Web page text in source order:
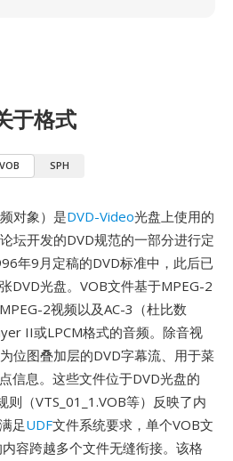
于格式
VOB SPH
对象）是DVD-Video光盘上使用的
坛开发的DVD规范的一部分进行定
年9月定稿的DVD标准中，此后已
DVD光盘。VOB文件基于MPEG-2
2视频以及AC-3（杜比数
II或LPCM格式的音频。除音视
位图叠加层的DVD字幕流、用于菜
信息。这些文件位于DVD光盘的
则（VTS_01_1.VOB等）反映了内
足UDF文件系统要求，单个VOB文
容跨越多个文件无缝衔接。该格